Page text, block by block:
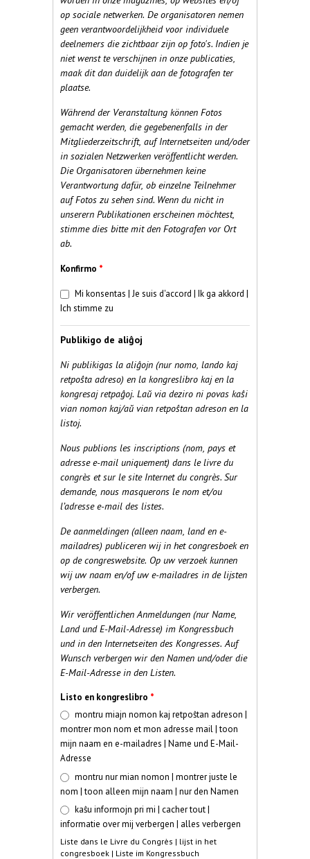
op sociale netwerken. De organisatoren nemen
geen verantwoordelijkheid voor individuele
deelnemers die zichtbaar zijn op foto's. Indien je
niet wenst te verschijnen in onze publicaties,
maak dit dan duidelijk aan de fotografen ter
plaatse.
Während der Veranstaltung können Fotos
gemacht werden, die gegebenenfalls in der
Mitgliederzeitschrift, auf Internetseiten und/oder
in sozialen Netzwerken veröffentlicht werden.
Die Organisatoren übernehmen keine
Verantwortung dafür, ob einzelne Teilnehmer
auf Fotos zu sehen sind. Wenn du nicht in
unserern Publikationen erscheinen möchtest,
stimme dies bitte mit den Fotografen vor Ort
ab.
Konfirmo *
Fotoj *
Mi konsentas | Je suis d'accord | Ik ga akkord |
Ich stimme zu
Publikigo de aliĝoj
Ni publikigas la aliĝojn (nur nomo, lando kaj
retpoŝta adreso) en la kongreslibro kaj en la
kongresaj retpaĝoj. Laŭ via deziro ni povas kaŝi
vian nomon kaj/aŭ vian retpoŝtan adreson en la
listoj.
Nous publions les inscriptions (nom, pays et
adresse e-mail uniquement) dans le livre du
congrès et sur le site Internet du congrès. Sur
demande, nous masquerons le nom et/ou
l’adresse e-mail des listes.
De aanmeldingen (alleen naam, land en e-
mailadres) publiceren wij in het congresboek en
op de congreswebsite. Op uw verzoek kunnen
wij uw naam en/of uw e-mailadres in de lijsten
verbergen.
Wir veröffentlichen Anmeldungen (nur Name,
Land und E-Mail-Adresse) im Kongressbuch
und in den Internetseiten des Kongresses. Auf
Wunsch verbergen wir den Namen und/oder die
E-Mail-Adresse in den Listen.
Listo en kongreslibro *
montru miajn nomon kaj retpoŝtan adreson |
montrer mon nom et mon adresse mail | toon
mijn naam en e-mailadres | Name und E-Mail-
Adresse
montru nur mian nomon | montrer juste le
nom | toon alleen mijn naam | nur den Namen
kaŝu informojn pri mi | cacher tout |
informatie over mij verbergen | alles verbergen
Liste dans le Livre du Congrès | lijst in het
congresboek | Liste im Kongressbuch